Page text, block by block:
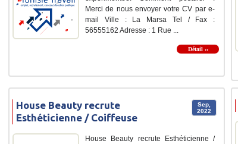
Merci de nous envoyer votre CV par e-
mail Ville : La Marsa Tel / Fax :
56555162 Adresse : 1 Rue ...
Détail ››
Sep,
2022
House Beauty recrute
Esthéticienne / Coiffeuse
House Beauty recrute Esthéticienne /